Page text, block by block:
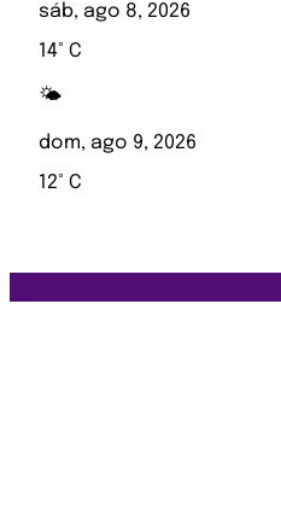
sáb, ago 8, 2026
14° C
🌤️
dom, ago 9, 2026
12° C